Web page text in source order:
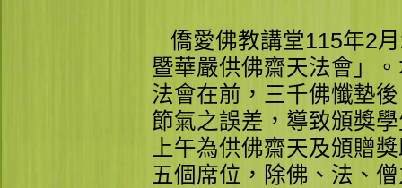
僑愛佛教講堂115年2
暨華嚴供佛齋天法會」
法會在前，三千佛懺墊
節氣之誤差，導致頒獎
上午為供佛齋天及頒贈
五個席位，除佛、法、